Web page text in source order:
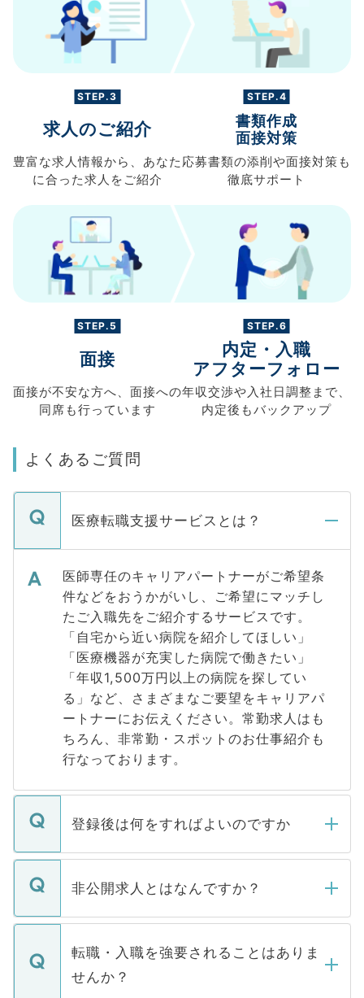
STEP.3
求人のご紹介
豊富な求人情報から、 あなた
に合った求人を ご紹介
STEP.4
書類作成
面接対策
応募書類の添削や面接対策も
徹底サポート
STEP.5
面接
面接が不安な方へ、 面接への
同席も行っています
STEP.6
内定・入職
アフターフォロー
年収交渉や入社日調整まで、
内定後もバックアップ
よくあるご質問
医療転職支援サービスとは？
医師専任のキャリアパートナーがご希望条
件などをおうかがいし、ご希望にマッチし
たご入職先をご紹介するサービスです。
「自宅から近い病院を紹介してほしい」
「医療機器が充実した病院で働きたい」
「年収1,500万円以上の病院を探してい
る」など、さまざまなご要望をキャリアパ
ートナーにお伝えください。常勤求人はも
ちろん、非常勤・スポットのお仕事紹介も
行なっております。
登録後は何をすればよいのですか
ご登録いただきましたら、弊社担当者がご
登録内容を確認し、その後メールもしくは
ます。通常、5営業日以内にはご連絡をせて
いただきますので、しばらくお待ちくださ
い。
非公開求人とはなんですか？
マイナビDOCTORで取り扱っている求人の
うち約3割は、Webサイトからご覧いただ
けない「非公開求人」です。非公開求人は
下記の理由によって、一般には公開してい
転職・入職を強要されることはありま
せんか？